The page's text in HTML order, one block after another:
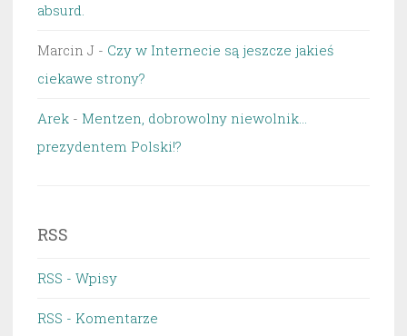
absurd.
Marcin J - Czy w Internecie są jeszcze jakieś
ciekawe strony?
Arek - Mentzen, dobrowolny niewolnik…
prezydentem Polski!?
RSS
RSS - Wpisy
RSS - Komentarze